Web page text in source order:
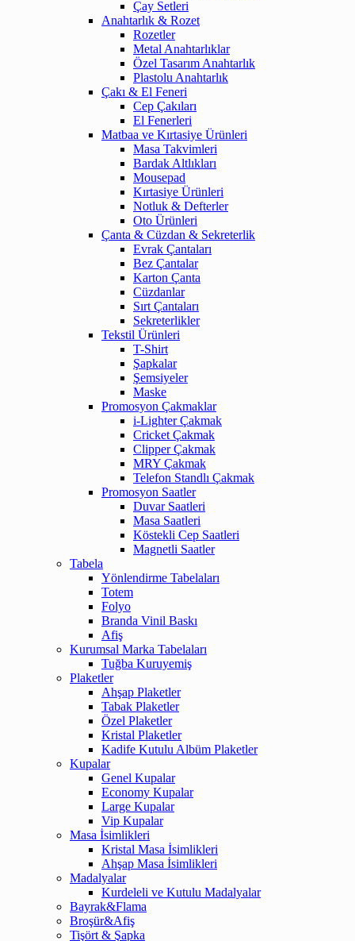
Çay Setleri
Anahtarlık & Rozet
Rozetler
Metal Anahtarlıklar
Özel Tasarım Anahtarlık
Plastolu Anahtarlık
Çakı & El Feneri
Cep Çakıları
El Fenerleri
Matbaa ve Kırtasiye Ürünleri
Masa Takvimleri
Bardak Altlıkları
Mousepad
Kırtasiye Ürünleri
Notluk & Defterler
Oto Ürünleri
Çanta & Cüzdan & Sekreterlik
Evrak Çantaları
Bez Çantalar
Karton Çanta
Cüzdanlar
Sırt Çantaları
Sekreterlikler
Tekstil Ürünleri
T-Shirt
Şapkalar
Şemsiyeler
Maske
Promosyon Çakmaklar
i-Lighter Çakmak
Cricket Çakmak
Clipper Çakmak
MRY Çakmak
Telefon Standlı Çakmak
Promosyon Saatler
Duvar Saatleri
Masa Saatleri
Köstekli Cep Saatleri
Magnetli Saatler
Tabela
Yönlendirme Tabelaları
Totem
Folyo
Branda Vinil Baskı
Afiş
Kurumsal Marka Tabelaları
Tuğba Kuruyemiş
Plaketler
Ahşap Plaketler
Tabak Plaketler
Özel Plaketler
Kristal Plaketler
Kadife Kutulu Albüm Plaketler
Kupalar
Genel Kupalar
Economy Kupalar
Large Kupalar
Vip Kupalar
Masa İsimlikleri
Kristal Masa İsimlikleri
Ahşap Masa İsimlikleri
Madalyalar
Kurdeleli ve Kutulu Madalyalar
Bayrak&Flama
Broşür&Afiş
Tişört & Şapka